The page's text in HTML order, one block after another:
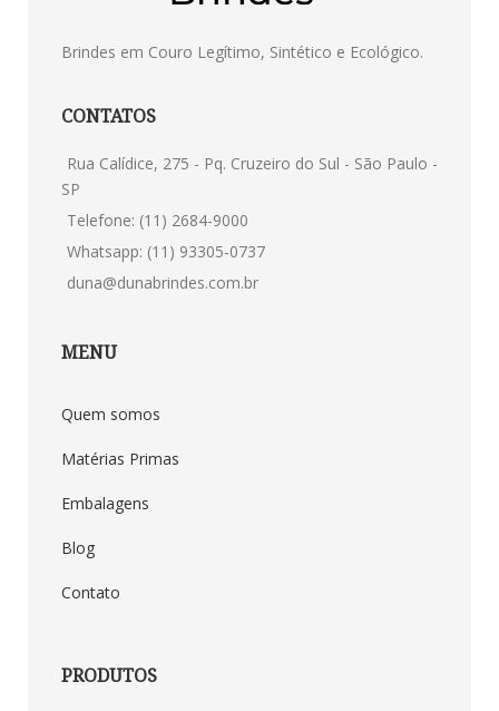
Brindes em Couro Legítimo, Sintético e Ecológico.
CONTATOS
Rua Calídice, 275 - Pq. Cruzeiro do Sul - São Paulo -
SP
Telefone: (11) 2684-9000
Whatsapp: (11) 93305-0737
duna@dunabrindes.com.br
MENU
Quem somos
Matérias Primas
Embalagens
Blog
Contato
PRODUTOS